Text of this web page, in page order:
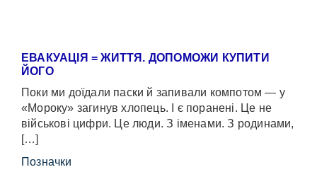
ЕВАКУАЦІЯ = ЖИТТЯ. ДОПОМОЖИ КУПИТИ
ЙОГО
Поки ми доїдали паски й запивали компотом — у
«Мороку» загинув хлопець. І є поранені. Це не
військові цифри. Це люди. З іменами. З родинами,
[…]
Позначки